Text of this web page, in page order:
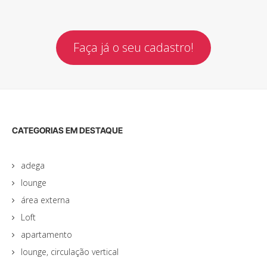
Faça já o seu cadastro!
CATEGORIAS EM DESTAQUE
adega
lounge
área externa
Loft
apartamento
lounge, circulação vertical